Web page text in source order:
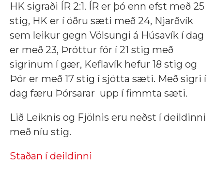
HK sigraði ÍR 2:1. ÍR er þó enn efst með 25
stig, HK er í öðru sæti með 24, Njarðvík
sem leikur gegn Völsungi á Húsavík í dag
er með 23, Þróttur fór í 21 stig með
sigrinum í gær, Keflavík hefur 18 stig og
Þór er með 17 stig í sjötta sæti. Með sigri í
dag færu Þórsarar upp í fimmta sæti.
Lið Leiknis og Fjölnis eru neðst í deildinni
með níu stig.
Staðan í deildinni